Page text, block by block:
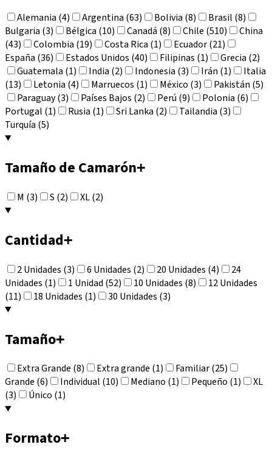
Alemania (4) Argentina (63) Bolivia (8)
Brasil (8)
Bulgaria (3)
Bélgica (10) Canadá (8) Chile (510)
China
(43)
Colombia (19) Costa Rica (1)
Ecuador (21)
España (36)
Estados Unidos (40) Filipinas (1)
Grecia (2)
Guatemala (1)
India (2) Indonesia (3) Irán (1)
Italia
(13)
Letonia (4) Marruecos (1) México (3)
Pakistán (5)
Paraguay (3)
Países Bajos (2) Perú (9)
Polonia (6)
Portugal (1)
Rusia (1) Sri Lanka (2)
Tailandia (3)
Turquía (5)
Tamaño de Camarón+
M (3) S (2) XL (2)
Cantidad+
2 Unidades (3) 6 Unidades (2) 20 Unidades (4)
24
Unidades (1)
1 Unidad (52) 10 Unidades (8)
12 Unidades
(11)
18 Unidades (1) 30 Unidades (3)
Tamaño+
Extra Grande (8) Extra grande (1)
Familiar (25)
Grande (6)
Individual (10) Mediano (1) Pequeño (1)
XL
(3)
Único (1)
Formato+